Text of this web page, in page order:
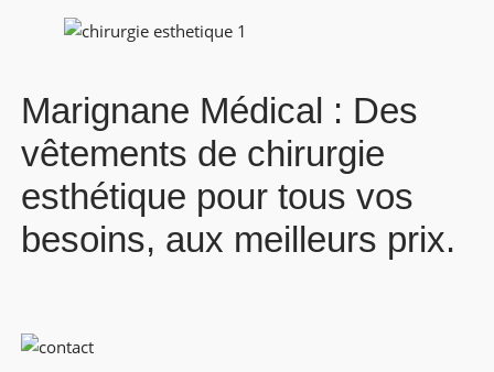
Marignane Médical : Des
vêtements de chirurgie
esthétique pour tous vos
besoins, aux meilleurs prix.